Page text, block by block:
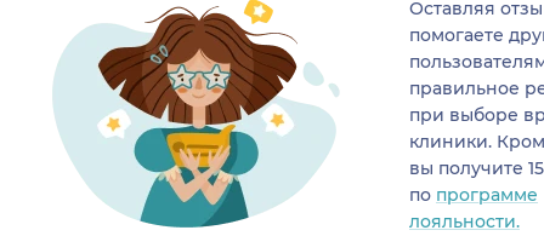
Оставляя
помогаете
правильное
при выборе
клиники.
вы получите
по программе
лояльности.